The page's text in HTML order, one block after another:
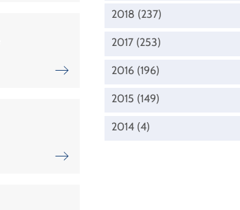
2018 (237)
2017 (253)
2016 (196)
2015 (149)
2014 (4)